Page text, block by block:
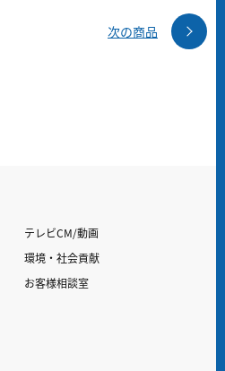
次の商品
テレビCM/動画
環境・社会貢献
お客様相談室